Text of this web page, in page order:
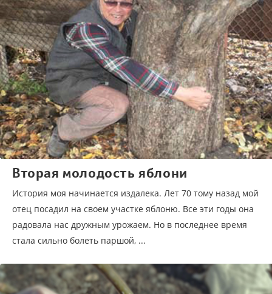
Вторая молодоcть яблони
История моя начинается издалека. Лет 70 тому назад мой
отец посадил на своем участке яблоню. Все эти годы она
радовала нас дружным урожаем. Но в последнее время
стала сильно болеть паршой, ...